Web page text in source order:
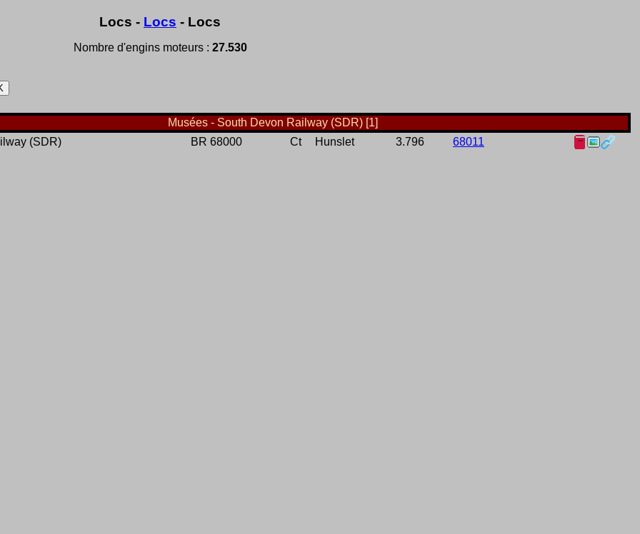
Locs - Locs - Locs
Nombre d'engins moteurs : 27.530
Musées - South Devon Railway (SDR) [1]
(SDR)
BR 68000 Ct Hunslet 3.796 68011